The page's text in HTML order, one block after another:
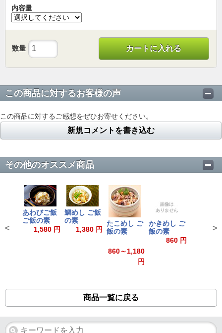
内容量
数量 カートに入れる
この商品に対するお客様の声
この商品に対するご感想をぜひお寄せください。
新規コメントを書き込む
その他のオススメ商品
あわびご飯
ご飯の素
1,580 円
鯛めし ご飯
の素
1,380 円
たこめし ご
飯の素
860～1,180
円
かきめし ご
飯の素
860 円
< >
商品一覧に戻る